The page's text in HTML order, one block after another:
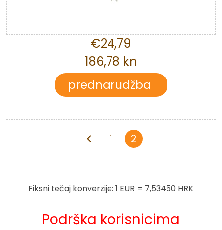
€24,79
186,78 kn
1 2
Fiksni tečaj konverzije: 1 EUR = 7,53450 HRK
Podrška korisnicima